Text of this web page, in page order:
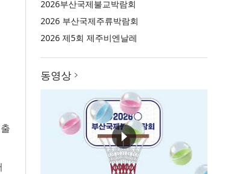
2026부산국제불교박람회
2026 부산국제주류박람회
2026 제5회 제주비엔날레
동영상